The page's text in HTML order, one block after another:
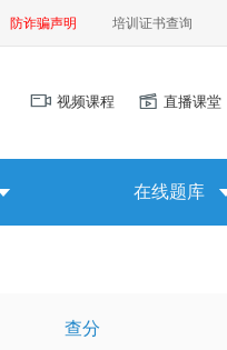
防诈骗声明 培训证书查询
视频课程 直播课堂
在线题库
查分